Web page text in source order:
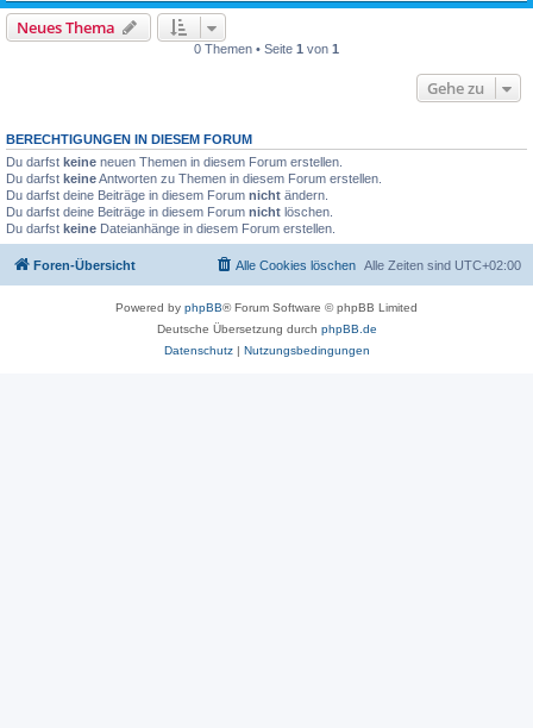
Neues Thema
0 Themen • Seite 1 von 1
Gehe zu
BERECHTIGUNGEN IN DIESEM FORUM
Du darfst keine neuen Themen in diesem Forum erstellen.
Du darfst keineAntworten zu Themen in diesem Forum erstellen.
Du darfst deine Beiträge in diesem Forum nicht ändern.
Du darfst deine Beiträge in diesem Forum nicht löschen.
Du darfst keine Dateianhänge in diesem Forum erstellen.
Foren-Übersicht Alle Zeiten sind UTC+02:00
Alle Cookies löschen
Powered by phpBB® Forum Software © phpBB Limited
Deutsche Übersetzung durch phpBB.de
Datenschutz| Nutzungsbedingungen